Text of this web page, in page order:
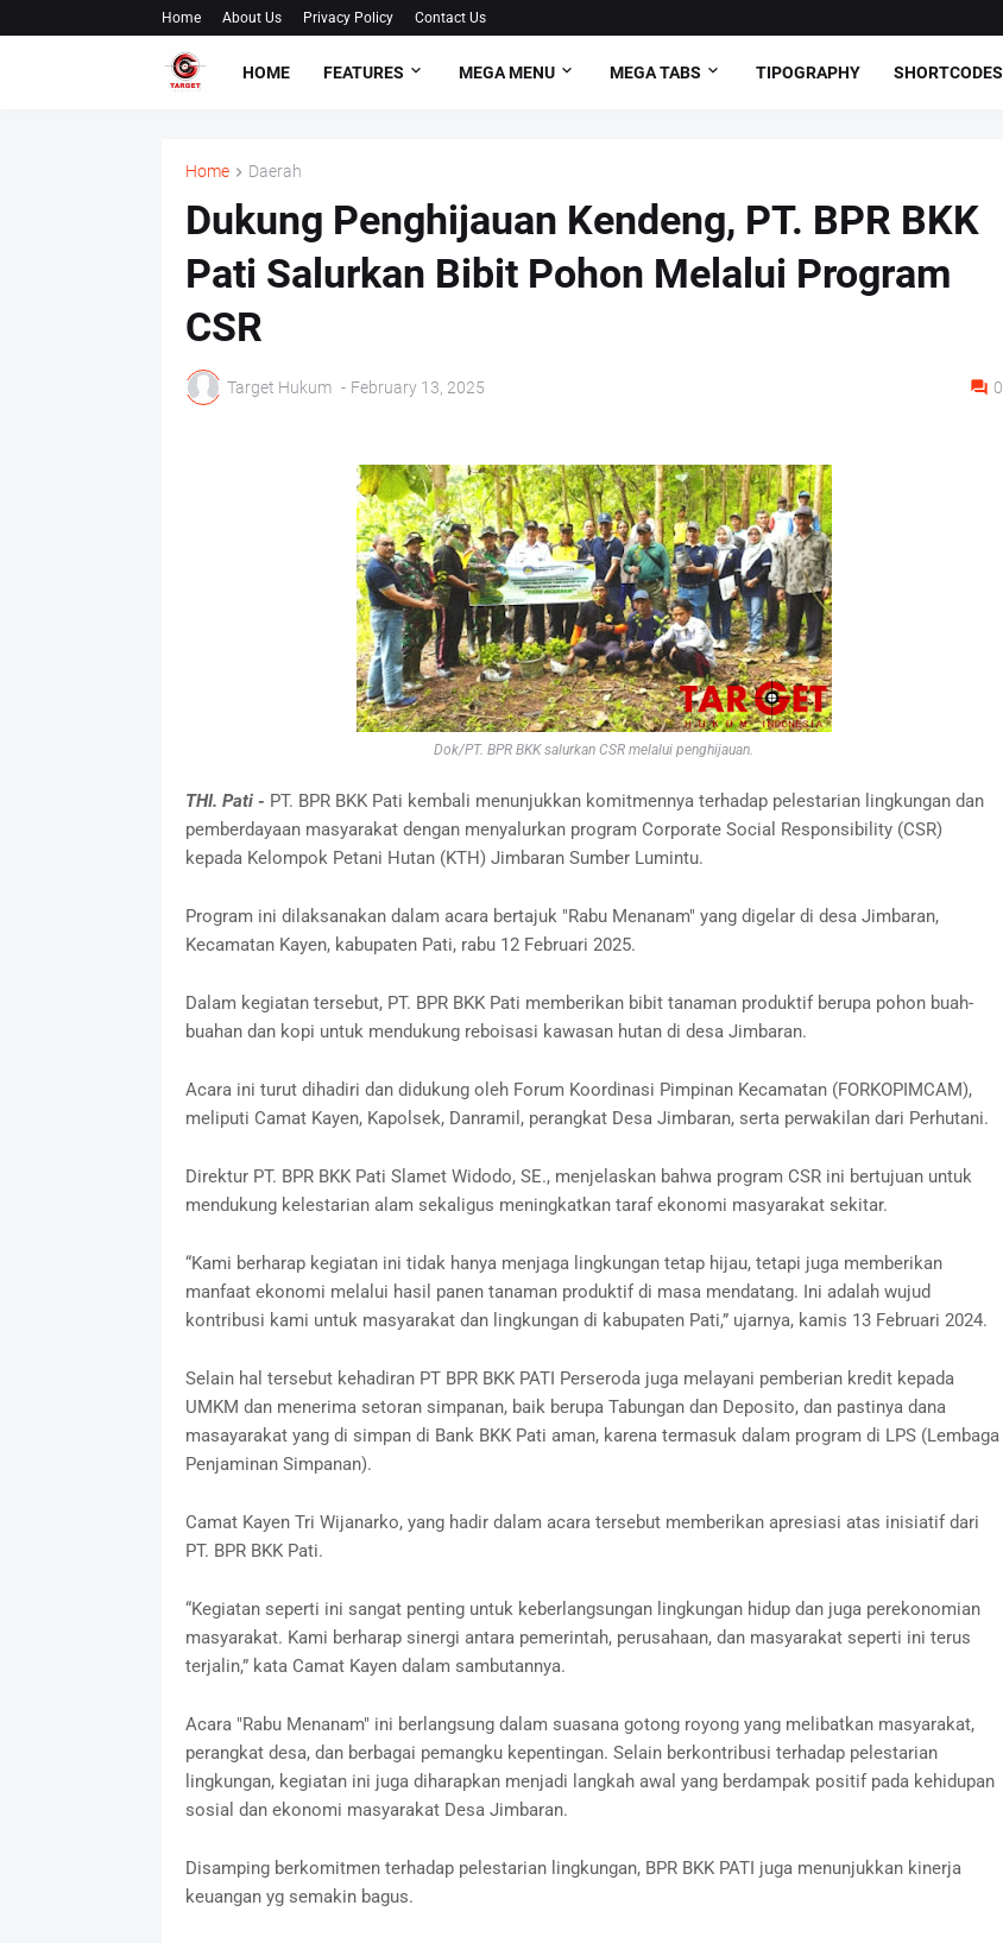
Home About Us Privacy Policy Contact Us
HOME FEATURES MEGA MENU MEGA TABS TIPOGRAPHY SHORTCODES
Home Daerah
Dukung Penghijauan Kendeng, PT. BPR BKK
Pati Salurkan Bibit Pohon Melalui Program
CSR
Target Hukum - February 13, 2025 0
Dok/PT. BPR BKK salurkan CSR melalui penghijauan.
THI. Pati - PT. BPR BKK Pati kembali menunjukkan komitmennya terhadap pelestarian lingkungan dan
pemberdayaan masyarakat dengan menyalurkan program Corporate Social Responsibility (CSR)
kepada Kelompok Petani Hutan (KTH) Jimbaran Sumber Lumintu.
Program ini dilaksanakan dalam acara bertajuk "Rabu Menanam" yang digelar di desa Jimbaran,
Kecamatan Kayen, kabupaten Pati, rabu 12 Februari 2025.
Dalam kegiatan tersebut, PT. BPR BKK Pati memberikan bibit tanaman produktif berupa pohon buah-
buahan dan kopi untuk mendukung reboisasi kawasan hutan di desa Jimbaran.
Acara ini turut dihadiri dan didukung oleh Forum Koordinasi Pimpinan Kecamatan (FORKOPIMCAM),
meliputi Camat Kayen, Kapolsek, Danramil, perangkat Desa Jimbaran, serta perwakilan dari Perhutani.
Direktur PT. BPR BKK Pati Slamet Widodo, SE., menjelaskan bahwa program CSR ini bertujuan untuk
mendukung kelestarian alam sekaligus meningkatkan taraf ekonomi masyarakat sekitar.
“Kami berharap kegiatan ini tidak hanya menjaga lingkungan tetap hijau, tetapi juga memberikan
manfaat ekonomi melalui hasil panen tanaman produktif di masa mendatang. Ini adalah wujud
kontribusi kami untuk masyarakat dan lingkungan di kabupaten Pati,” ujarnya, kamis 13 Februari 2024.
Selain hal tersebut kehadiran PT BPR BKK PATI Perseroda juga melayani pemberian kredit kepada
UMKM dan menerima setoran simpanan, baik berupa Tabungan dan Deposito, dan pastinya dana
masayarakat yang di simpan di Bank BKK Pati aman, karena termasuk dalam program di LPS (Lembaga
Penjaminan Simpanan).
Camat Kayen Tri Wijanarko, yang hadir dalam acara tersebut memberikan apresiasi atas inisiatif dari
PT. BPR BKK Pati.
“Kegiatan seperti ini sangat penting untuk keberlangsungan lingkungan hidup dan juga perekonomian
masyarakat. Kami berharap sinergi antara pemerintah, perusahaan, dan masyarakat seperti ini terus
terjalin,” kata Camat Kayen dalam sambutannya.
Acara "Rabu Menanam" ini berlangsung dalam suasana gotong royong yang melibatkan masyarakat,
perangkat desa, dan berbagai pemangku kepentingan. Selain berkontribusi terhadap pelestarian
lingkungan, kegiatan ini juga diharapkan menjadi langkah awal yang berdampak positif pada kehidupan
sosial dan ekonomi masyarakat Desa Jimbaran.
Disamping berkomitmen terhadap pelestarian lingkungan, BPR BKK PATI juga menunjukkan kinerja
keuangan yg semakin bagus.